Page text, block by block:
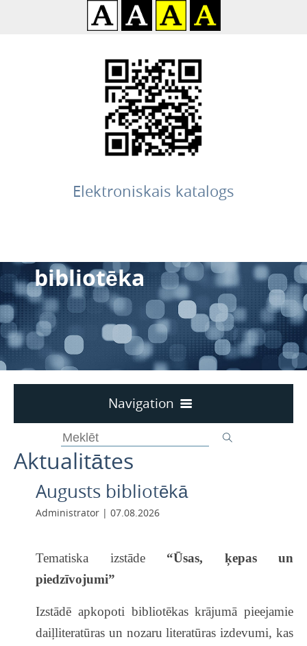
Elektroniskais katalogs
bibliotēka
Navigation
Aktualitātes
Par bibliotēku
Normatīvie dokumenti
Fotogalerijas
Aktualitātes
Augusts bibliotēkā
Administrator | 07.08.2026
Tematiska izstāde“Ūsas, ķepas un
piedzīvojumi”
Izstādē apkopoti bibliotēkas krājumā pieejamie
daiļliteratūras un nozaru literatūras izdevumi, kas